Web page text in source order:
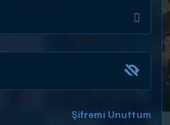
Şifremi Unuttum